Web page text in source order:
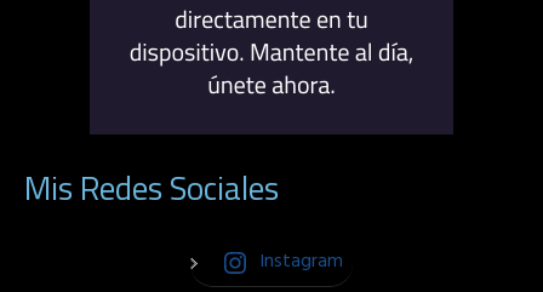
Mis Redes Sociales
Instagram